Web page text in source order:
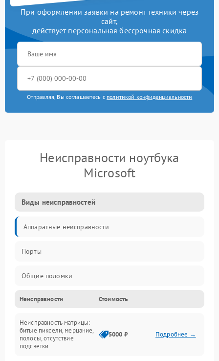
При оформлении заявки на ремонт техники через
сайт,
действует персональная бессрочная скидка
Отправляя, Вы соглашаетесь с политикой конфиденциальности
Неисправности ноутбука
Microsoft
Виды неисправностей
Аппаратные неисправности
Порты
Общие поломки
Устройства
Программные ошибки
Электрические и системные сбои
Неисправности Стоимость
Неисправность матрицы:
битые пиксели, мерцание,
полосы, отсутствие
подсветки
5000 ₽ Подробнее →